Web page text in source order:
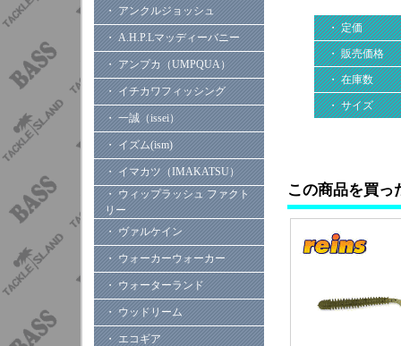
・ アンクルジョッシュ
・ A.H.P.Lマッディーバニー
・ アンプカ（UMPQUA）
・ イチカワフィッシング
・ 一誠（issei）
・ イズム(ism)
・ イマカツ（IMAKATSU）
・ ウィップラッシュ ファクト
リー
・ ヴァルケイン
・ ウォーカーウォーカー
・ ウォーターランド
・ ウッドリーム
・ エコギア
・ 定価
・ 販売価格
・ 在庫数
・ サイズ
この商品を買っ